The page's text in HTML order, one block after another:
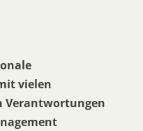
vielen
Verantwortungen